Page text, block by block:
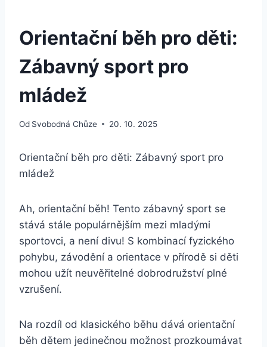
Orientační běh pro děti:
Zábavný sport pro
mládež
Od Svobodná Chůze 20. 10. 2025
Orientační běh pro děti: Zábavný sport pro
mládež
Ah, orientační běh! Tento zábavný sport se
stává stále populárnějším mezi mladými
sportovci, a není divu! S kombinací fyzického
pohybu, závodění a orientace v přírodě si děti
mohou užít neuvěřitelné dobrodružství plné
vzrušení.
Na rozdíl od klasického běhu dává orientační
běh dětem jedinečnou možnost prozkoumávat